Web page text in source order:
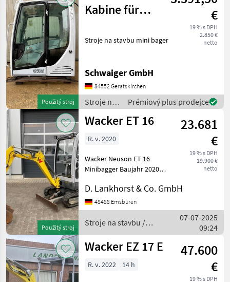
Neuson
Použitý stroj
Kabine für
90, ET 65
€
19 % s DPH
2.850 €
netto
Stroje na stavbu mini bager
Schwaiger GmbH
84552 Geratskirchen
Stroje na
stavbu /
Wacker
Prémiový plus prodejce
Použitý stroj
Wacker ET 16
23.681
€
19 % s DPH
19.900 €
netto
R. v. 2020
Wacker Neuson ET 16
Minibagger Baujahr 2020
1040mm, MS01 ohne
Tiefenlöffel 400mm Stroje
na stavbu mini bager
D. Lankhorst & Co. GmbH
48488 Emsbüren
Stroje na stavbu /
Wacker Neuson
07-07-2025
09:24
Wacker EZ 17 E
47.600
€
19 % s DPH
R. v. 2022 14 h